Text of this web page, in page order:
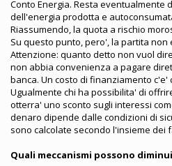
Conto Energia. Resta eventualmente
dell'energia prodotta e
Riassumendo, la quota a rischio
Su questo punto, pero', la partita non
Attenzione: quanto detto non vuol
non abbia convenienza a pagare
banca. Un costo di finanziamento c'e'
Ugualmente chi ha possibilita' di
otterra' uno sconto sugli interessi
denaro dipende dalle condizioni di
sono calcolate secondo l'insieme dei
Quali meccanismi possono